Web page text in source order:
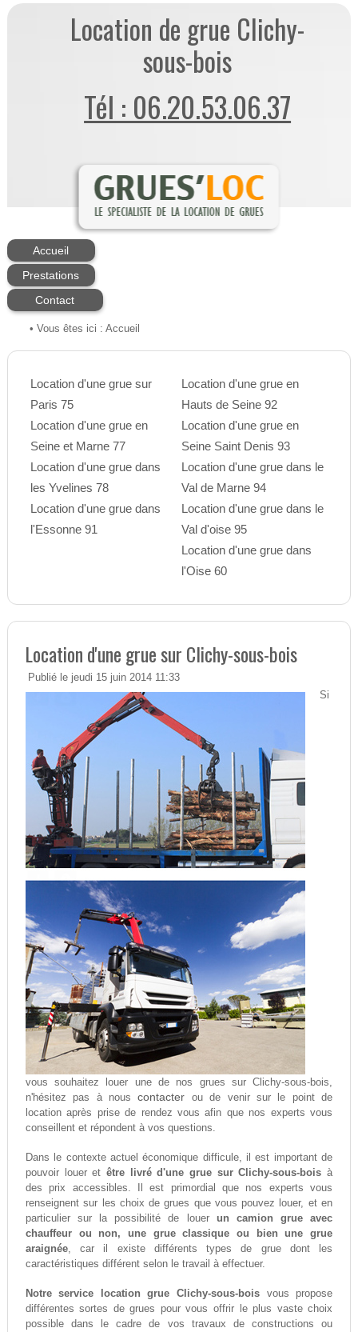
Location de grue Clichy-
sous-bois
Tél : 06.20.53.06.37
Accueil
Prestations
Contact
• Vous êtes ici : Accueil
Location d'une grue sur
Paris 75
Location d'une grue en
Seine et Marne 77
Location d'une grue dans
les Yvelines 78
Location d'une grue dans
l'Essonne 91
Location d'une grue en
Hauts de Seine 92
Location d'une grue en
Seine Saint Denis 93
Location d'une grue dans le
Val de Marne 94
Location d'une grue dans le
Val d'oise 95
Location d'une grue dans
l'Oise 60
Location d'une grue sur Clichy-sous-bois
Publié le jeudi 15 juin 2014 11:33
Si
vous souhaitez louer une de nos grues sur Clichy-sous-bois,
n'hésitez pas à nouscontacter ou de venir sur le point de
location après prise de rendez vous afin que nos experts vous
conseillent et répondent à vos questions.
Dans le contexte actuel économique difficule, il est important de
pouvoir louer et être livré d'une grue sur Clichy-sous-bois à
des prix accessibles. Il est primordial que nos experts vous
renseignent sur les choix de grues que vous pouvez louer, et en
particulier sur la possibilité de louer un camion grue avec
chauffeur ou non, une grue classique ou bien une grue
araignée, car il existe différents types de grue dont les
caractéristiques différent selon le travail à effectuer.
Notre service location grue Clichy-sous-bois vous propose
différentes sortes de grues pour vous offrir le plus vaste choix
possible dans le cadre de vos travaux de constructions ou